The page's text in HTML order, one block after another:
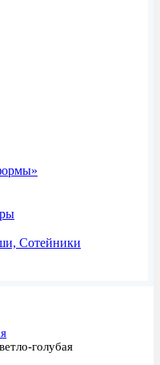
Сотейники
голубая